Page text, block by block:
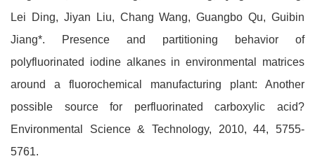
Lei Ding, Jiyan Liu, Chang Wang, Guangbo Qu, Guibin
Jiang*. Presence and partitioning behavior of
polyfluorinated iodine alkanes in environmental matrices
around a fluorochemical manufacturing plant: Another
possible source for perfluorinated carboxylic acid?
Environmental Science & Technology, 2010, 44, 5755-
5761.